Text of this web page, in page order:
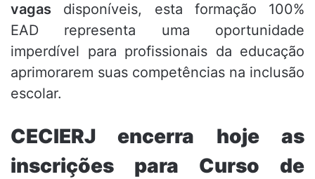
vagas disponíveis, esta formação 100%
EAD representa uma oportunidade
imperdível para profissionais da educação
aprimorarem suas competências na inclusão
escolar.
CECIERJ encerra hoje as
inscrições para Curso de